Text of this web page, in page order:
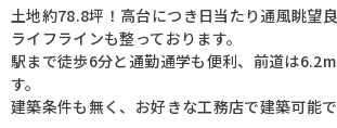
土地約78.8坪！高台につき日当たり通風眺望良
ライフラインも整っております。
駅まで徒歩6分と通勤通学も便利、前道は
す。
建築条件も無く、お好きな工務店で建築可能で